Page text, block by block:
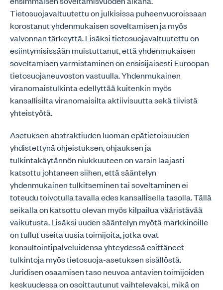
Tietosuojavaltuutettu on julkisissa puheenvuoroissaan
korostanut yhdenmukaisen soveltamisen ja myös
valvonnan tärkeyttä. Lisäksi tietosuojavaltuutettu on
esiintymisissään muistuttanut, että yhdenmukaisen
soveltamisen varmistaminen on ensisijaisesti Euroopan
tietosuojaneuvoston vastuulla. Yhdenmukainen
viranomaistulkinta edellyttää kuitenkin myös
kansallisilta viranomaisilta aktiivisuutta sekä tiivistä
yhteistyötä.
Asetuksen abstraktiuden luoman epätietoisuuden
yhdistettynä ohjeistuksen, ohjauksen ja
tulkintakäytännön niukkuuteen on varsin laajasti
katsottu johtaneen siihen, että sääntelyn
yhdenmukainen tulkitseminen tai soveltaminen ei
toteudu toivotulla tavalla edes kansallisella tasolla. Tällä
seikalla on katsottu olevan myös kilpailua vääristävää
vaikutusta. Lisäksi uuden sääntelyn myötä markkinoille
on tullut useita uusia toimijoita, jotka ovat
konsultointipalveluidensa yhteydessä esittäneet
tulkintoja myös tietosuoja-asetuksen sisällöstä.
Juridisen osaamisen taso neuvoa antavien toimijoiden
keskuudessa on osoittautunut vaihtelevaksi, mikä on